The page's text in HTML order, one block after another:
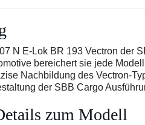
N E-Lok BR 193 Vectron der
bereichert sie jede
Nachbildung des Vectron-
der SBB Cargo
zum Modell